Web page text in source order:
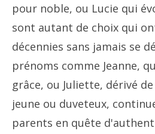
pour noble, ou Lucie qui
sont autant de choix qui
décennies sans jamais se
prénoms comme Jeanne,
grâce, ou Juliette, dérivé
jeune ou duveteux,
parents en quête